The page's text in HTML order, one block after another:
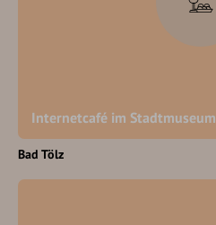
Internetcafé im Stadtmuseum
Bad Tölz